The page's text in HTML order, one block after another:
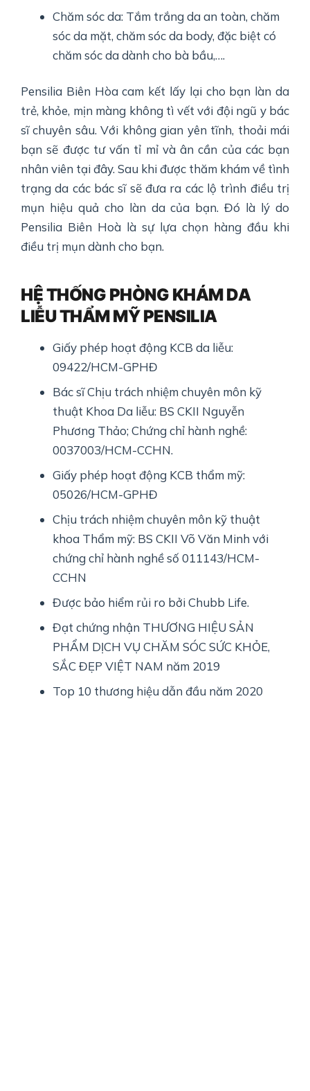
Chăm sóc da: Tắm trắng da an toàn, chăm
sóc da mặt, chăm sóc da body, đặc biệt có
chăm sóc da dành cho bà bầu,….
Pensilia Biên Hòa cam kết lấy lại cho bạn làn da
trẻ, khỏe, mịn màng không tì vết với đội ngũ y bác
sĩ chuyên sâu. Với không gian yên tĩnh, thoải mái
bạn sẽ được tư vấn tỉ mỉ và ân cần của các bạn
nhân viên tại đây. Sau khi được thăm khám về tình
trạng da các bác sĩ sẽ đưa ra các lộ trình điều trị
mụn hiệu quả cho làn da của bạn. Đó là lý do
Pensilia Biên Hoà là sự lựa chọn hàng đầu khi
điều trị mụn dành cho bạn.
HỆ THỐNG PHÒNG KHÁM DA
LIỄU THẨM MỸ PENSILIA
Giấy phép hoạt động KCB da liễu:
09422/HCM-GPHĐ
Bác sĩ Chịu trách nhiệm chuyên môn kỹ
thuật Khoa Da liễu: BS CKII Nguyễn
Phương Thảo; Chứng chỉ hành nghề:
0037003/HCM-CCHN.
Giấy phép hoạt động KCB thẩm mỹ:
05026/HCM-GPHĐ
Chịu trách nhiệm chuyên môn kỹ thuật
khoa Thẩm mỹ: BS CKII Võ Văn Minh với
chứng chỉ hành nghề số 011143/HCM-
CCHN
Được bảo hiểm rủi ro bởi Chubb Life.
Đạt chứng nhận THƯƠNG HIỆU SẢN
PHẨM DỊCH VỤ CHĂM SÓC SỨC KHỎE,
SẮC ĐẸP VIỆT NAM năm 2019
Top 10 thương hiệu dẫn đầu năm 2020